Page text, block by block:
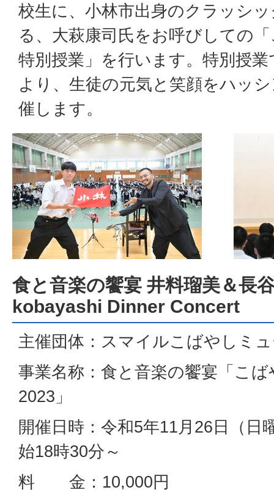
校生に、小林市出身のクラッシ
る、大萩康司氏をお呼びしての
特別授業」を行います。特別授
より、生徒の元気と笑顔をハッ
催します。
食と音楽の饗宴 井料瑠美＆長
kobayashi Dinner Concert
主催団体：スマイルこばやしミ
事業名称：食と音楽の饗宴「こ
2023」
開催日時：令和5年11月26日（日
始18時30分～
料 金：10,000円